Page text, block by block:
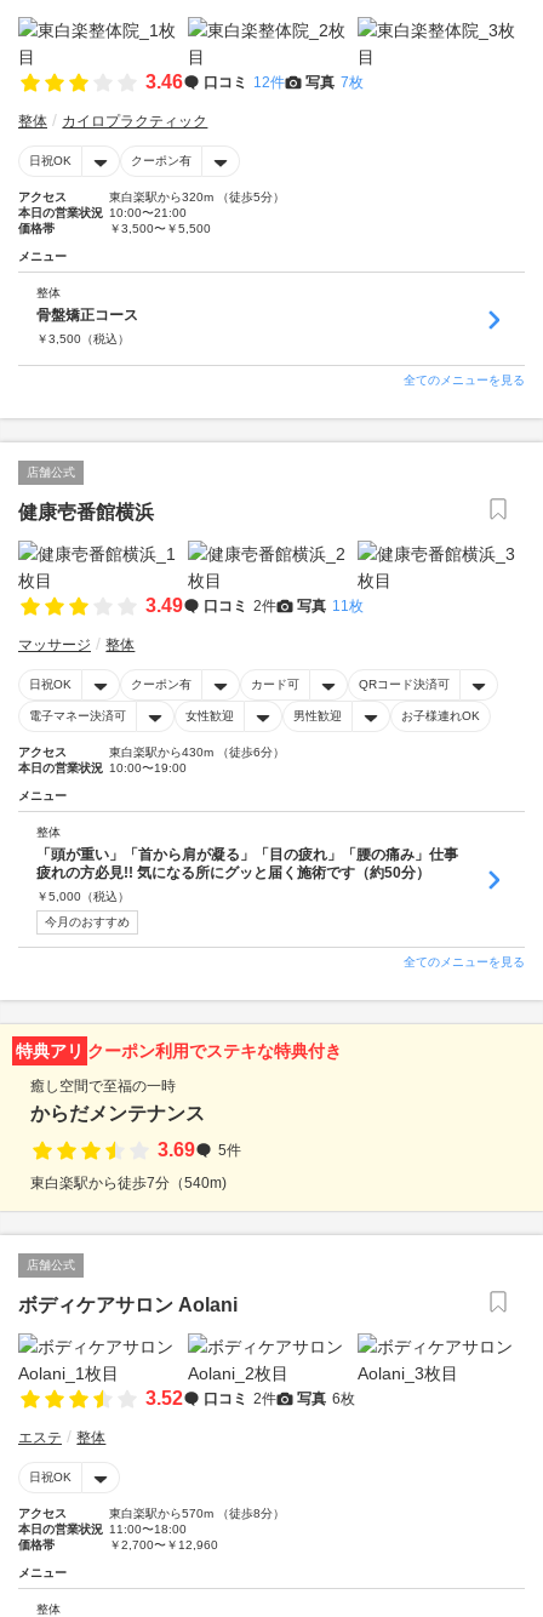
3.46 口コミ 12件 写真 7枚
整体 カイロプラクティック
日祝OK クーポン有
アクセス
東白楽駅から320m （徒歩5分）
本日の営業状況 10:00〜21:00
価格帯
￥3,500〜￥5,500
メニュー
整体
骨盤矯正コース
￥3,500 （税込）
全てのメニューを見る
店舗公式
健康壱番館横浜
3.49 口コミ 2件 写真 11枚
マッサージ 整体
日祝OK クーポン有 カード可 QRコード決済可
電子マネー決済可 女性歓迎 男性歓迎 お子様連れOK
アクセス
東白楽駅から430m （徒歩6分）
本日の営業状況 10:00〜19:00
メニュー
整体
「頭が重い」「首から肩が凝る」「目の疲れ」「腰の痛み」仕事
疲れの方必見!! 気になる所にグッと届く施術です（約50分）
￥5,000 （税込）
今月のおすすめ
全てのメニューを見る
特典アリ クーポン利用でステキな特典付き
癒し空間で至福の一時
からだメンテナンス
3.69
5件
東白楽駅から徒歩7分（540m)
店舗公式
ボディケアサロン Aolani
3.52 口コミ 2件 写真 6枚
エステ 整体
日祝OK
アクセス
東白楽駅から570m （徒歩8分）
本日の営業状況 11:00〜18:00
価格帯
￥2,700〜￥12,960
メニュー
整体